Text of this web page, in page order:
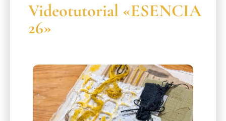
Videotutorial «ESENCIA
26»